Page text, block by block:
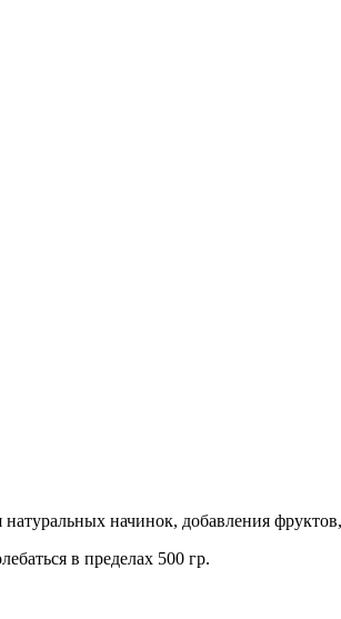
начинок, добавления
в пределах 500 гр.